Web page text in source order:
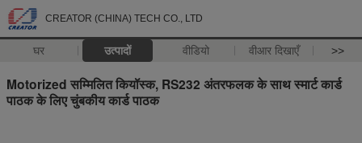
CREATOR (CHINA) TECH CO., LTD
घर उत्पादों वीडियो वीआर दिखाएँ >>
Motorized सम्मिलित कियॉस्क, RS232 अंतरफलक के साथ स्मार्ट कार्ड
पाठक के लिए चुंबकीय कार्ड पाठक